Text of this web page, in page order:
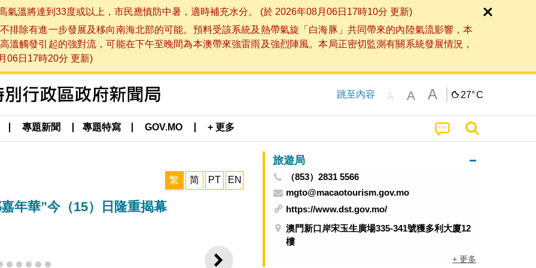
氣溫將達到33度或以上，市民應慎防中暑，適時補充水分。 (於 2026年08月06日17時10分 更新)
排除有進一步發展及移向南海北部的可能。預料受該系統及熱帶氣旋「白海豚」共同帶來的內陸氣流影響，本
溫觸發引起的強對流，可能在下午至晚間為本澳帶來強雷雨及強烈陣風。本局正密切監測有關系統發展情況，
06日17時20分 更新)
跳至內容 A A A 27°C
專題新聞 專題特寫 GOV.MO + 更多
繁 简 PT EN
年華”今（15）日隆重揭幕
旅遊局
（853）2831 5566
mgto@macaotourism.gov.mo
https://www.dst.gov.mo/
澳門新口岸宋玉生廣場335-341號獲多利大廈12
樓
+ 更多